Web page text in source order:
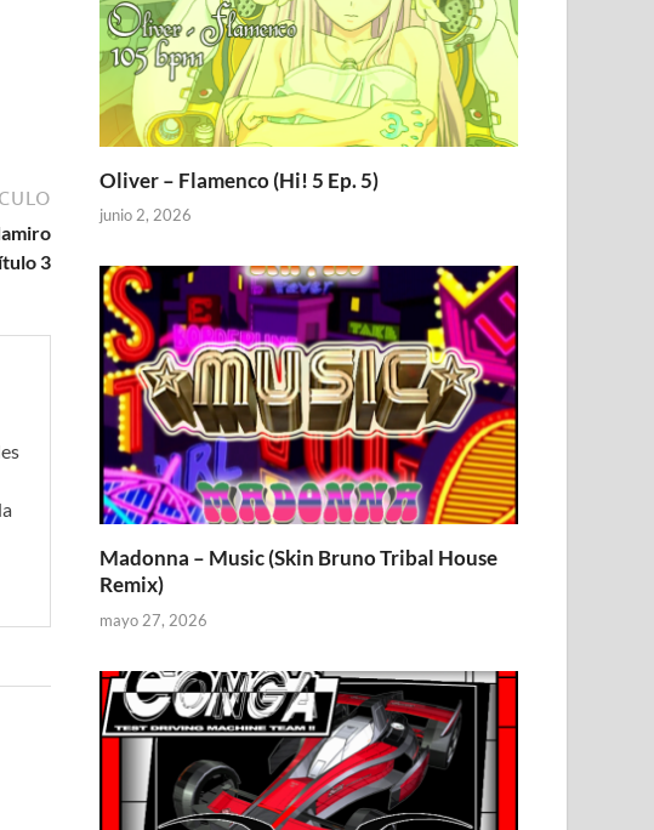
3
Oliver – Flamenco (Hi! 5 Ep. 5)
junio 2, 2026
Madonna – Music (Skin Bruno Tribal House
Remix)
mayo 27, 2026